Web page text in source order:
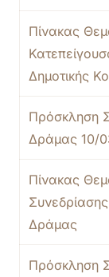
Πίνακας
Δημοτικής
Πρόσκληση
Δράμας 10/
Πίνακας
Δράμας
Πρόσκληση